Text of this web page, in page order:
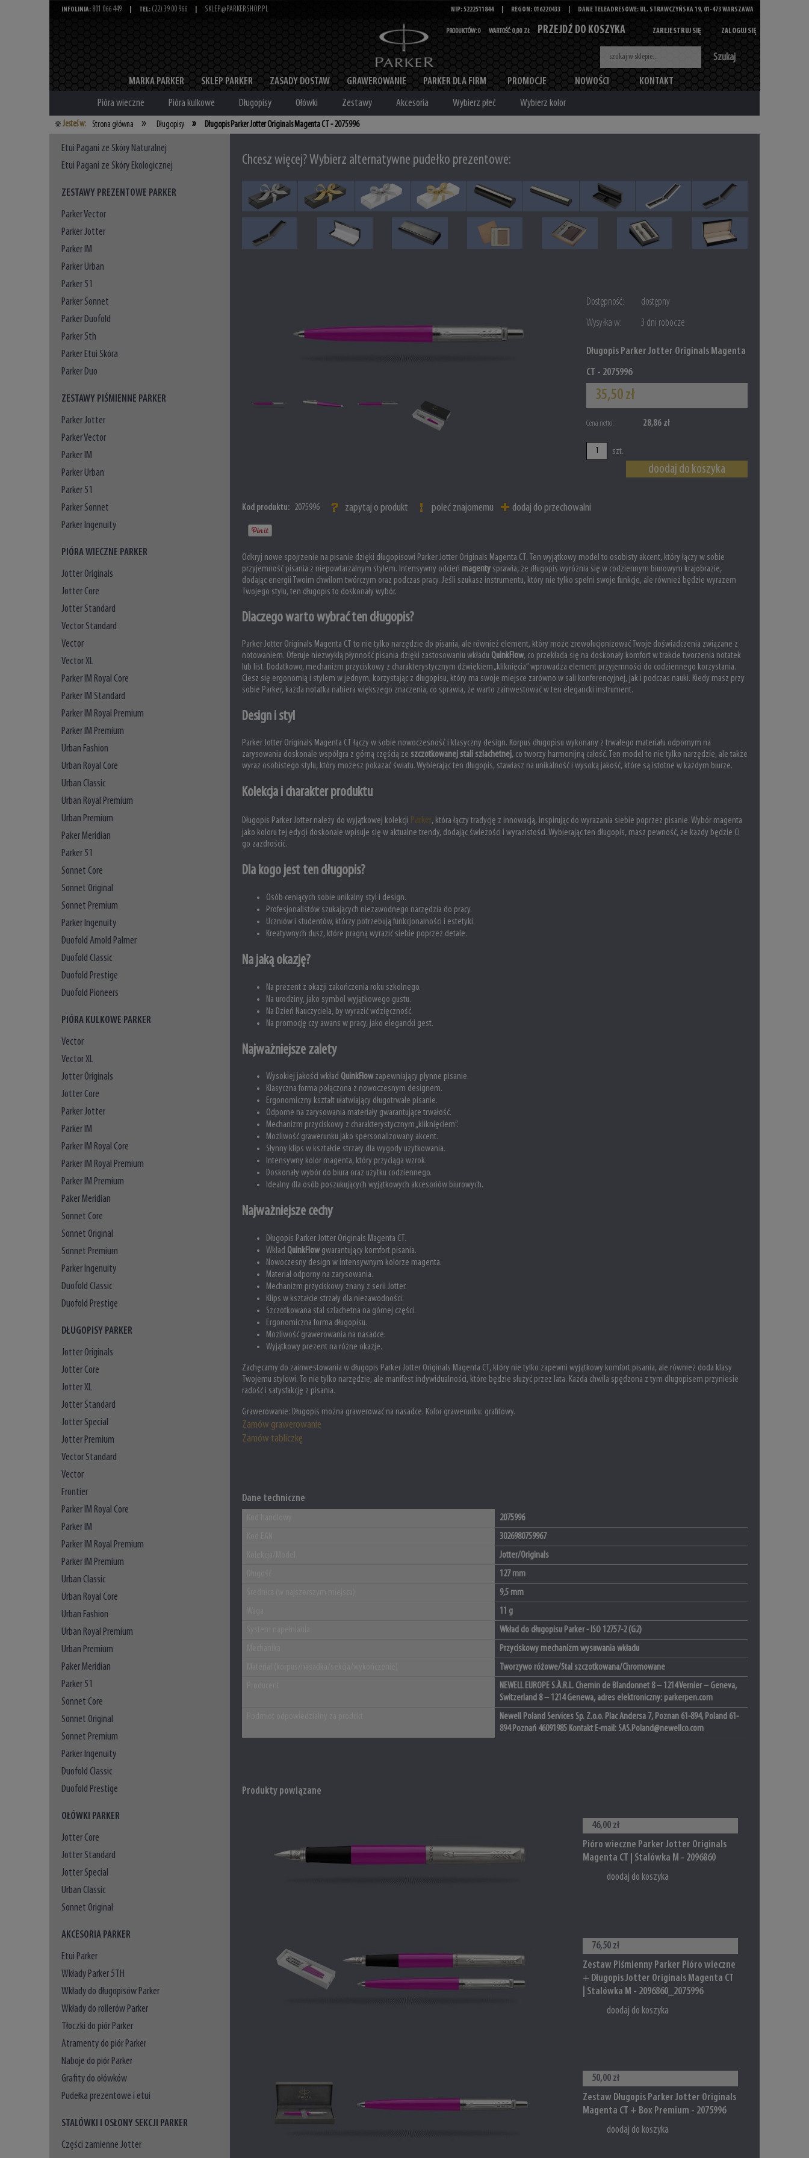
Szukaj
MARKA PARKER SKLEP PARKER ZASADY DOSTAW GRAWEROWANIE PARKER DLA FIRM PROMOCJE NOWOŚCI KONTAKT
ZAREJESTRUJ SIĘ ZALOGUJ SIĘ
PRODUKTÓW:0 WARTOŚĆ:0,00 ZŁ PRZEJDŹ DO KOSZYKA
INFOLINIA: 801 066 449 TEL: (22) 39 00 966 SKLEP@PARKERSHOP.PL NIP: 5222511844 REGON: 016220433 DANE TELEADRESOWE: UL. STRAWCZYŃSKA 19, 01-473 WARSZAWA
Pióra wieczne Pióra kulkowe Długopisy Ołówki Zestawy Akcesoria Wybierz płeć Wybierz kolor
Jesteś w: Strona główna » Długopisy » Długopis Parker Jotter Originals Magenta CT - 2075996
Etui Pagani ze Skóry Naturalnej
Etui Pagani ze Skóry Ekologicznej
ZESTAWY PREZENTOWE PARKER
Parker Vector
Parker Jotter
Parker IM
Parker Urban
Parker 51
Parker Sonnet
Parker Duofold
Parker 5th
Parker Etui Skóra
Parker Duo
ZESTAWY PIŚMIENNE PARKER
Parker Jotter
Parker Vector
Parker IM
Parker Urban
Parker 51
Parker Sonnet
Parker Ingenuity
PIÓRA WIECZNE PARKER
Jotter Originals
Jotter Core
Jotter Standard
Vector Standard
Vector
Vector XL
Parker IM Royal Core
Parker IM Standard
Parker IM Royal Premium
Parker IM Premium
Urban Fashion
Urban Royal Core
Urban Classic
Urban Royal Premium
Urban Premium
Paker Meridian
Parker 51
Sonnet Core
Sonnet Original
Sonnet Premium
Parker Ingenuity
Duofold Arnold Palmer
Duofold Classic
Duofold Prestige
Duofold Pioneers
PIÓRA KULKOWE PARKER
Vector
Vector XL
Jotter Originals
Jotter Core
Parker Jotter
Parker IM
Parker IM Royal Core
Parker IM Royal Premium
Parker IM Premium
Paker Meridian
Sonnet Core
Sonnet Original
Sonnet Premium
Parker Ingenuity
Duofold Classic
Duofold Prestige
DŁUGOPISY PARKER
Jotter Originals
Jotter Core
Jotter XL
Jotter Standard
Jotter Special
Jotter Premium
Vector Standard
Vector
Frontier
Parker IM Royal Core
Parker IM
Parker IM Royal Premium
Parker IM Premium
Urban Classic
Urban Royal Core
Urban Fashion
Urban Royal Premium
Urban Premium
Paker Meridian
Parker 51
Sonnet Core
Sonnet Original
Sonnet Premium
Parker Ingenuity
Duofold Classic
Duofold Prestige
OŁÓWKI PARKER
Jotter Core
Jotter Standard
Jotter Special
Urban Classic
Sonnet Original
AKCESORIA PARKER
Etui Parker
Wkłady Parker 5TH
Wkłady do długopisów Parker
Wkłady do rollerów Parker
Tłoczki do piór Parker
Atramenty do piór Parker
Naboje do piór Parker
Grafity do ołówków
Pudełka prezentowe i etui
STALÓWKI I OSŁONY SEKCJI PARKER
Części zamienne Jotter
Chcesz więcej? Wybierz alternatywne pudełko prezentowe:
Dostępność:
dostępny
Wysyłka w:
3 dni robocze
Długopis Parker Jotter Originals Magenta
CT - 2075996
35,50 zł
Cena netto: 28,86 zł
szt.
doodaj do koszyka
Kod produktu: 2075996 zapytaj o produkt poleć znajomemu dodaj do przechowalni
Odkryj nowe spojrzenie na pisanie dzięki długopisowi Parker Jotter Originals Magenta CT. Ten wyjątkowy model to osobisty akcent, który łączy w sobie
przyjemność pisania z niepowtarzalnym stylem. Intensywny odcień magenty sprawia, że długopis wyróżnia się w codziennym biurowym krajobrazie,
dodając energii Twoim chwilom twórczym oraz podczas pracy. Jeśli szukasz instrumentu, który nie tylko spełni swoje funkcje, ale również będzie wyrazem
Twojego stylu, ten długopis to doskonały wybór.
Dlaczego warto wybrać ten długopis?
Parker Jotter Originals Magenta CT to nie tylko narzędzie do pisania, ale również element, który może zrewolucjonizować Twoje doświadczenia związane z
notowaniem. Oferuje niezwykłą płynność pisania dzięki zastosowaniu wkładu QuinkFlow, co przekłada się na doskonały komfort w trakcie tworzenia notatek
lub list. Dodatkowo, mechanizm przyciskowy z charakterystycznym dźwiękiem „kliknięcia” wprowadza element przyjemności do codziennego korzystania.
Ciesz się ergonomią i stylem w jednym, korzystając z długopisu, który ma swoje miejsce zarówno w sali konferencyjnej, jak i podczas nauki. Kiedy masz przy
sobie Parker, każda notatka nabiera większego znaczenia, co sprawia, że warto zainwestować w ten elegancki instrument.
Design i styl
Parker Jotter Originals Magenta CT łączy w sobie nowoczesność i klasyczny design. Korpus długopisu wykonany z trwałego materiału odpornym na
zarysowania doskonale współgra z górną częścią ze szczotkowanej stali szlachetnej, co tworzy harmonijną całość. Ten model to nie tylko narzędzie, ale także
wyraz osobistego stylu, który możesz pokazać światu. Wybierając ten długopis, stawiasz na unikalność i wysoką jakość, które są istotne w każdym biurze.
Kolekcja i charakter produktu
Długopis Parker Jotter należy do wyjątkowej kolekcji Parker, która łączy tradycję z innowacją, inspirując do wyrażania siebie poprzez pisanie. Wybór magenta
jako koloru tej edycji doskonale wpisuje się w aktualne trendy, dodając świeżości i wyrazistości. Wybierając ten długopis, masz pewność, że każdy będzie Ci
go zazdrościć.
Dla kogo jest ten długopis?
Osób ceniących sobie unikalny styl i design.
Profesjonalistów szukających niezawodnego narzędzia do pracy.
Uczniów i studentów, którzy potrzebują funkcjonalności i estetyki.
Kreatywnych dusz, które pragną wyrazić siebie poprzez detale.
Na jaką okazję?
Na prezent z okazji zakończenia roku szkolnego.
Na urodziny, jako symbol wyjątkowego gustu.
Na Dzień Nauczyciela, by wyrazić wdzięczność.
Na promocję czy awans w pracy, jako elegancki gest.
Najważniejsze zalety
Wysokiej jakości wkład QuinkFlowzapewniający płynne pisanie.
Klasyczna forma połączona z nowoczesnym designem.
Ergonomiczny kształt ułatwiający długotrwałe pisanie.
Odporne na zarysowania materiały gwarantujące trwałość.
Mechanizm przyciskowy z charakterystycznym „kliknięciem”.
Możliwość grawerunku jako spersonalizowany akcent.
Słynny klips w kształcie strzały dla wygody użytkowania.
Intensywny kolor magenta, który przyciąga wzrok.
Doskonały wybór do biura oraz użytku codziennego.
Idealny dla osób poszukujących wyjątkowych akcesoriów biurowych.
Najważniejsze cechy
Długopis Parker Jotter Originals Magenta CT.
Wkład QuinkFlowgwarantujący komfort pisania.
Nowoczesny design w intensywnym kolorze magenta.
Materiał odporny na zarysowania.
Mechanizm przyciskowy znany z serii Jotter.
Klips w kształcie strzały dla niezawodności.
Szczotkowana stal szlachetna na górnej części.
Ergonomiczna forma długopisu.
Możliwość grawerowania na nasadce.
Wyjątkowy prezent na różne okazje.
Zachęcamy do zainwestowania w długopis Parker Jotter Originals Magenta CT, który nie tylko zapewni wyjątkowy komfort pisania, ale również doda klasy
Twojemu stylowi. To nie tylko narzędzie, ale manifest indywidualności, które będzie służyć przez lata. Każda chwila spędzona z tym długopisem przyniesie
radość i satysfakcję z pisania.
Grawerowanie: Długopis można grawerować na nasadce. Kolor grawerunku: grafitowy.
Zamów grawerowanie
Zamów tabliczkę
Dane techniczne
2075996
3026980759967
Jotter/Originals
127 mm
9,5 mm
11 g
Wkład do długopisu Parker - ISO 12757-2 (G2)
Przyciskowy mechanizm wysuwania wkładu
Tworzywo różowe/Stal szczotkowana/Chromowane
NEWELL EUROPE S.À.R.L. Chemin de Blandonnet 8 – 1214 Vernier – Geneva,
Switzerland 8 – 1214 Genewa, adres elektroniczny: parkerpen.com
Newell Poland Services Sp. Z.o.o. Plac Andersa 7, Poznan 61-894, Poland 61-
894 Poznań 46091985 Kontakt E-mail: SAS.Poland@newellco.com
Produkty powiązane
46,00 zł
Pióro wieczne Parker Jotter Originals
Magenta CT | Stalówka M - 2096860
doodaj do koszyka
76,50 zł
Zestaw Piśmienny Parker Pióro wieczne
+ Długopis Jotter Originals Magenta CT
| Stalówka M - 2096860_2075996
doodaj do koszyka
50,00 zł
Zestaw Długopis Parker Jotter Originals
Magenta CT + Box Premium - 2075996
doodaj do koszyka